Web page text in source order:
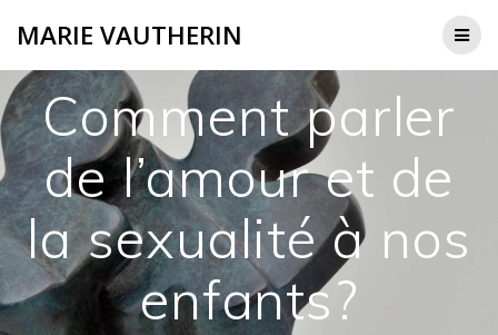
MARIE VAUTHERIN
Comment parler
de l’amour et de
la sexualité à nos
enfants?